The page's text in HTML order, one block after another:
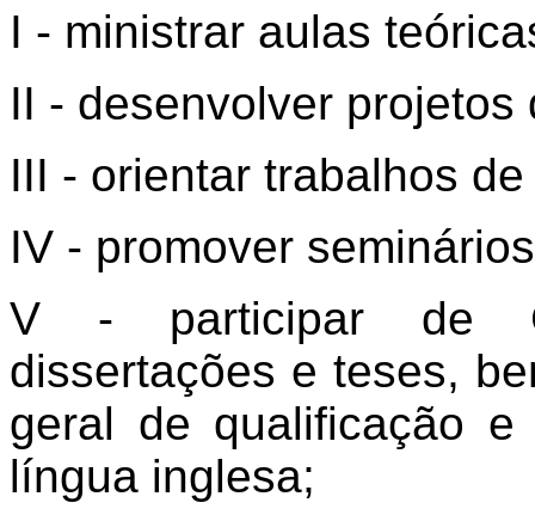
I - ministrar aulas
II - desenvolver projetos
III - orientar trabalhos
IV - promover
V - participar de
dissertações e teses,
geral de qualificação
língua inglesa;